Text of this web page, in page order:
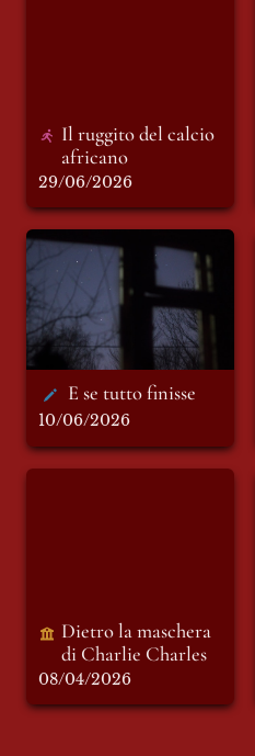
Il ruggito del calcio
africano
29/06/2026
E se tutto finisse
E se tutto finisse
10/06/2026
Dietro la maschera
Dietro la maschera
di Charlie Charles
08/04/2026